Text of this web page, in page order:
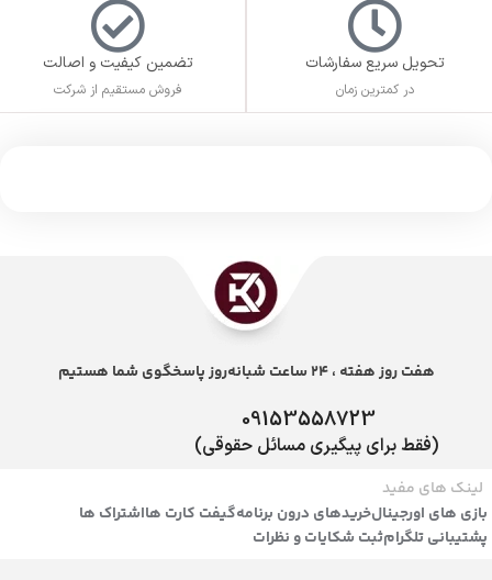
تحویل سریع سفارشات
در کمترین زمان
تضمین کیفیت و اصالت
فروش مستقیم از شرکت
هفت روز هفته ، 24 ساعت شبانه‌روز پاسخگوی شما هستیم
09153558723
(فقط برای پیگیری مسائل حقوقی)
لینک های مفید
بازی های اورجینالخریدهای درون برنامهگیفت کارت هااشتراک ها
پشتیبانی تلگرامثبت شکایات و نظرات